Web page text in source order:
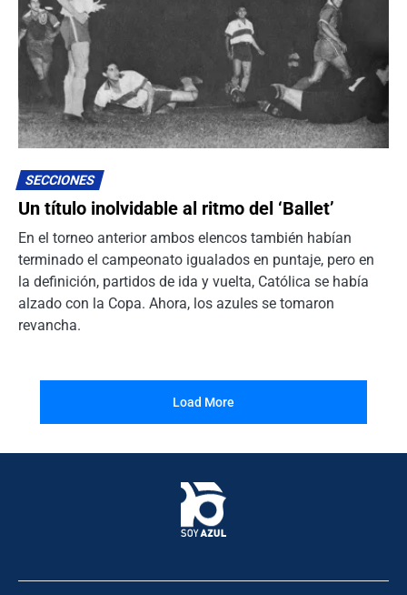
SECCIONES
Un título inolvidable al ritmo del ‘Ballet’
En el torneo anterior ambos elencos también habían
terminado el campeonato igualados en puntaje, pero en
la definición, partidos de ida y vuelta, Católica se había
alzado con la Copa. Ahora, los azules se tomaron
revancha.
Load More